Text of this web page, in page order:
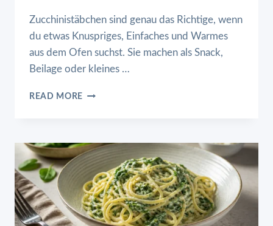
Zucchinistäbchen sind genau das Richtige, wenn
du etwas Knuspriges, Einfaches und Warmes
aus dem Ofen suchst. Sie machen als Snack,
Beilage oder kleines …
READ MORE ZUCCHINISTÄBCHEN